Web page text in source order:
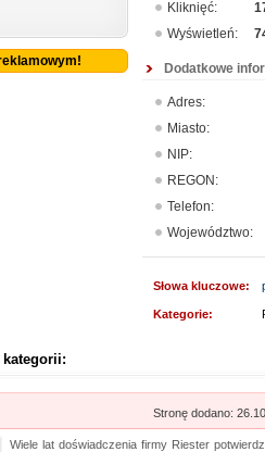
Kliknięć:
Wyświetleń:
Dodatkowe
Adres:
Miasto:
NIP:
REGON:
Telefon:
Województwo:
Słowa kluczowe:
Kategorie:
Stronę dodano:
Wiele lat doświadczenia firmy Riester